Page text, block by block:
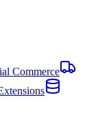
Commerce